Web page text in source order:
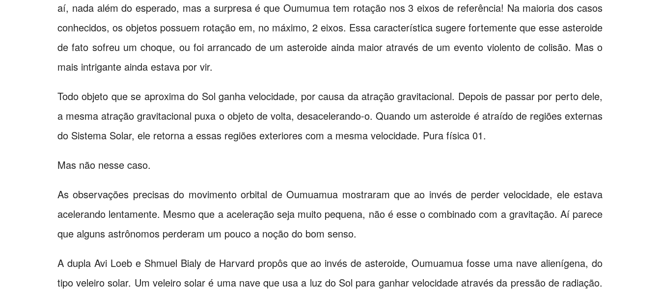
aí, nada além do esperado, mas a surpresa é que Oumumua tem rotação nos 3 eixos de referência! Na maioria dos casos
conhecidos, os objetos possuem rotação em, no máximo, 2 eixos. Essa característica sugere fortemente que esse asteroide
de fato sofreu um choque, ou foi arrancado de um asteroide ainda maior através de um evento violento de colisão. Mas o
mais intrigante ainda estava por vir.
Todo objeto que se aproxima do Sol ganha velocidade, por causa da atração gravitacional. Depois de passar por perto dele,
a mesma atração gravitacional puxa o objeto de volta, desacelerando-o. Quando um asteroide é atraído de regiões externas
do Sistema Solar, ele retorna a essas regiões exteriores com a mesma velocidade. Pura física 01.
Mas não nesse caso.
As observações precisas do movimento orbital de Oumuamua mostraram que ao invés de perder velocidade, ele estava
acelerando lentamente. Mesmo que a aceleração seja muito pequena, não é esse o combinado com a gravitação. Aí parece
que alguns astrônomos perderam um pouco a noção do bom senso.
A dupla Avi Loeb e Shmuel Bialy de Harvard propôs que ao invés de asteroide, Oumuamua fosse uma nave alienígena, do
tipo veleiro solar. Um veleiro solar é uma nave que usa a luz do Sol para ganhar velocidade através da pressão de radiação.